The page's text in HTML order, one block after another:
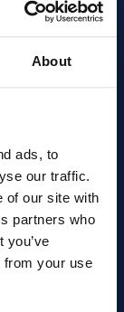
About
ads, to
our traffic.
of our site with
partners who
you’ve
from your use